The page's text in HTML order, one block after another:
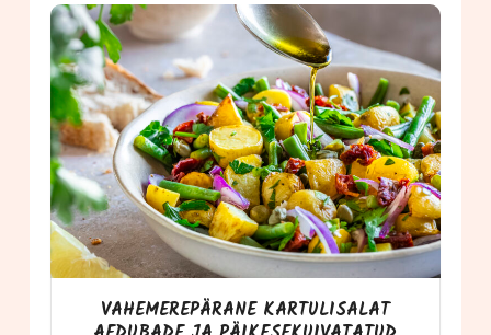
VAHEMEREPÄRANE KARTULISALAT